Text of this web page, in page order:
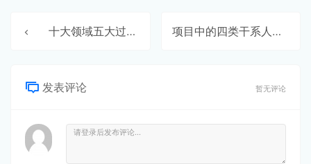
⼗⼤领域五⼤过程组（上） 项⽬中的四类⼲系⼈
发表评论 暂无评论